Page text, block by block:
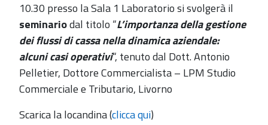
10.30 presso la Sala 1 Laboratorio si svolgerà il
seminariodal titolo “L’importanza della gestione
dei flussi di cassa nella dinamica aziendale:
alcuni casi operativi“, tenuto dal Dott. Antonio
Pelletier, Dottore Commercialista – LPM Studio
Commerciale e Tributario, Livorno
Scarica la locandina (clicca qui)